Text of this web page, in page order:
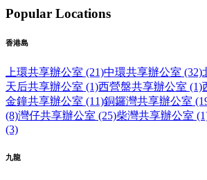
Popular Locations
香港島
上環共享辦公室 (21)中環共享辦公室 (32)
天后共享辦公室 (1)西營盤共享辦公室 (1)
金鐘共享辦公室 (11)銅鑼灣共享辦公室
(8)灣仔共享辦公室 (25)柴灣共享辦公室
(3)
九龍